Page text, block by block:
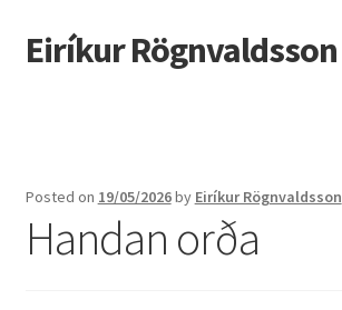
Fara
beint
Hoppa
yfir
Eiríkur Rögnvaldsson
Ætt
Posted on 19/05/2026by Eiríkur Rögnvaldsson
Handan orða